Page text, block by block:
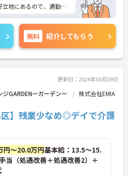
地にあるので、通勤に
能な託児所があり、お
安心して働けます◎
イントなど、さらに詳
にご相談ください。
無料 紹介してもらう
更新日：2026年05月09日
GARDENーガーデンー
株式会社EMIA
区】残業少なめ◎デイで介護
円～20.0万円基本給：13.5～15.
当（処遇改善＋処遇改善2）＋